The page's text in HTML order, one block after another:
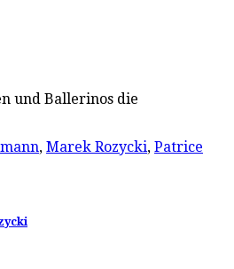
und Ballerinos die
, Marek Rozycki, Patrice